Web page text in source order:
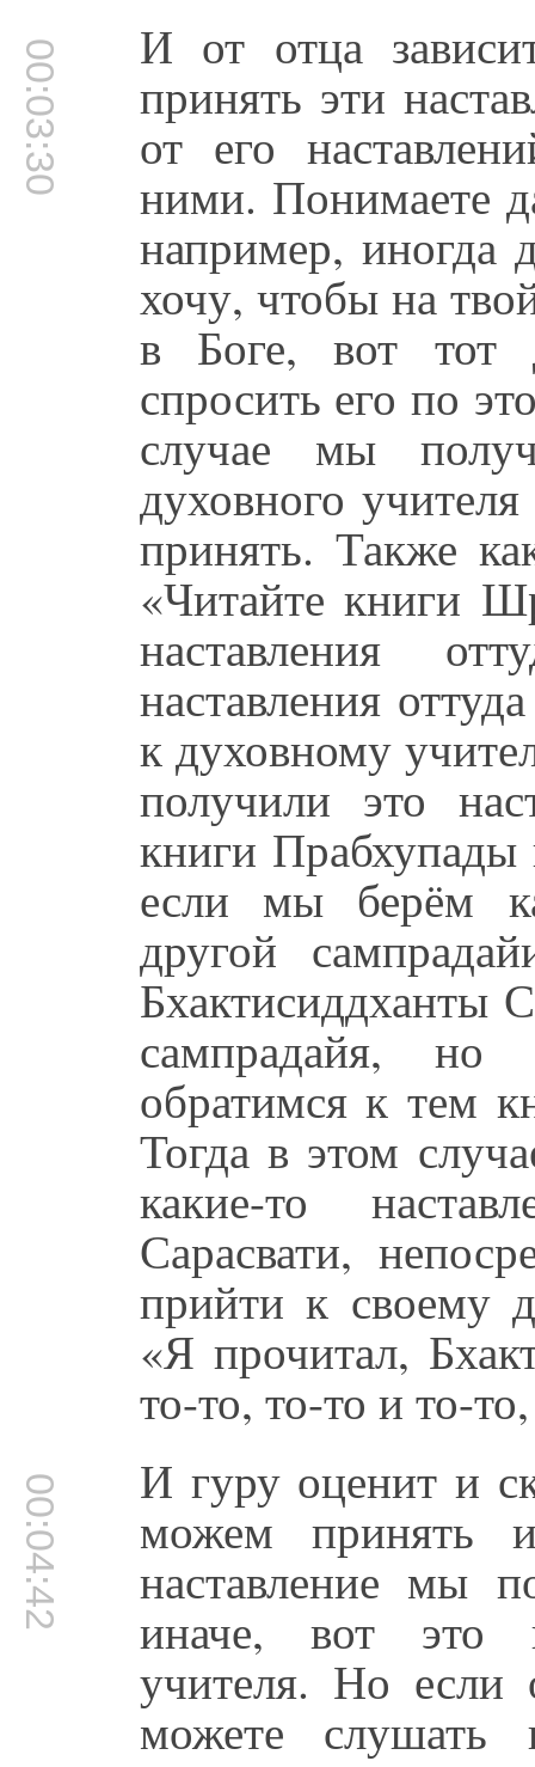
00:03:30 И от отца
принять эти
от его
ними. Понимаете
например, иногда
хочу, чтобы на
в Боге, вот тот
спросить его по
случае мы
духовного
принять. Также
«Читайте книги
наставления
наставления
к духовному
получили это
книги Прабхупады
если мы берём
другой
Бхактисиддханты
сампрадайя, но
обратимся к тем
Тогда в этом
какие-то
Сарасвати,
прийти к своему
«Я прочитал,
то-то, то-то и то-
00:04:42 И гуру оценит и
можем принять
наставление мы
иначе, вот это
учителя. Но если
можете слушать